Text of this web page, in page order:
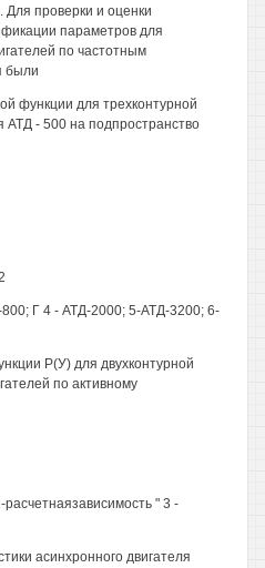
проверки и оценки
параметров для
по частотным
были
функции для трехконтурной
АТД - 500 на подпространство
Г 4 - АТД-2000; 5-АТД-3200; 6-
Р(У) для двухконтурной
по активному
" 3 -
асинхронного двигателя